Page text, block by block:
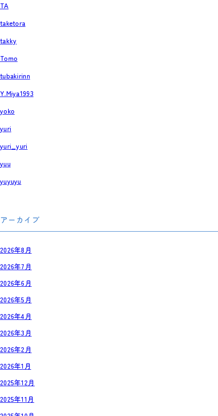
TA
taketora
takky
Tomo
tubakirinn
Y.Miya1993
yoko
yuri
yuri_yuri
yuu
yuyuyu
アーカイブ
2026年8月
2026年7月
2026年6月
2026年5月
2026年4月
2026年3月
2026年2月
2026年1月
2025年12月
2025年11月